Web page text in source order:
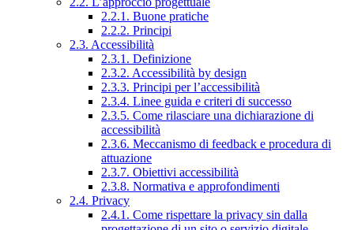
2.2.1. Buone pratiche
2.2.2. Principi
2.3. Accessibilità
2.3.1. Definizione
2.3.2. Accessibilità by design
2.3.3. Principi per l’accessibilità
2.3.4. Linee guida e criteri di successo
2.3.5. Come rilasciare una dichiarazione di
accessibilità
2.3.6. Meccanismo di feedback e procedura di
attuazione
2.3.7. Obiettivi accessibilità
2.3.8. Normativa e approfondimenti
2.4. Privacy
2.4.1. Come rispettare la privacy sin dalla